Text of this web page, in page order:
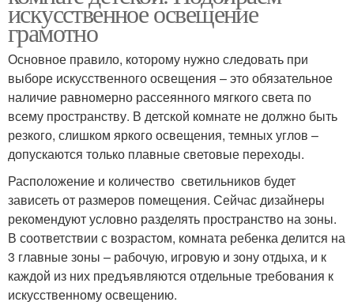
искусственное освещение
грамотно
Основное правило, которому нужно следовать при
выборе искусственного освещения – это обязательное
наличие равномерно рассеянного мягкого света по
всему пространству. В детской комнате не должно быть
резкого, слишком яркого освещения, темных углов –
допускаются только плавные световые переходы.
Расположение и количество светильников будет
зависеть от размеров помещения. Сейчас дизайнеры
рекомендуют условно разделять пространство на зоны.
В соответствии с возрастом, комната ребенка делится на
3 главные зоны – рабочую, игровую и зону отдыха, и к
каждой из них предъявляются отдельные требования к
искусственному освещению.